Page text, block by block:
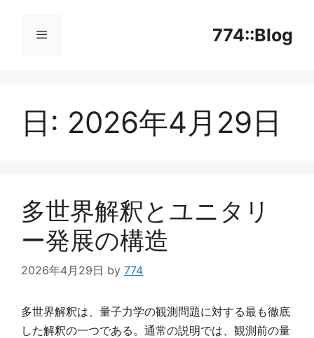
774::Blog
ニ
ー
日: 2026年4月29日
多世界解釈とユニタリ
ー発展の構造
2026年4月29日 by 774
多世界解釈は、量子力学の観測問題に対する最も徹底
した解釈の一つである。通常の説明では、観測前の量